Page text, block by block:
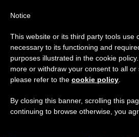
TAG
Posts
Francesco
Notice
This website or its third party tools use
necessary to its functioning and
purposes illustrated in the cookie
more or withdraw your consent to all or
please refer to the cookie policy
By closing this banner, scrolling this
continuing to browse otherwise, you